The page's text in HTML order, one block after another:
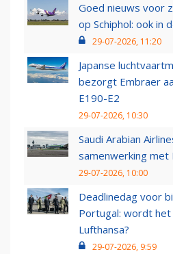
Goed nieuws voor
op Schiphol: ook in
29-07-2026, 11:20
Japanse
bezorgt Embraer
E190-E2
29-07-2026, 10:30
Saudi Arabian
samenwerking met
29-07-2026, 10:00
Deadlinedag voor
Portugal: wordt het
Lufthansa?
29-07-2026, 9:59